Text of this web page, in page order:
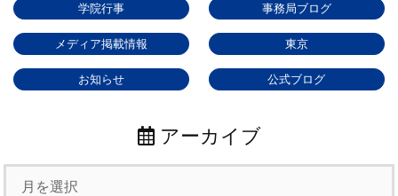
学院行事 事務局ブログ
メディア掲載情報 東京
お知らせ 公式ブログ
アーカイブ